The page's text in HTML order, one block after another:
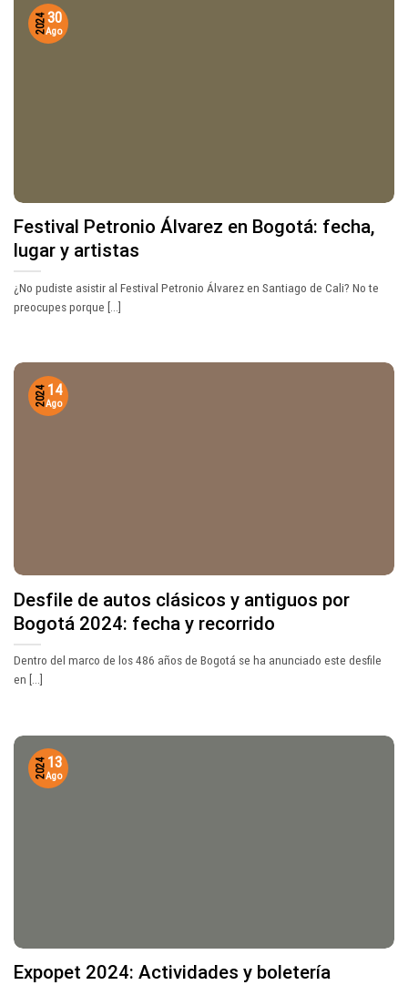
Festival Petronio Álvarez en Bogotá: fecha,
lugar y artistas
¿No pudiste asistir al Festival Petronio Álvarez en Santiago de Cali? No te
preocupes porque [...]
30
Ago
2024
Desfile de autos clásicos y antiguos por
Bogotá 2024: fecha y recorrido
Dentro del marco de los 486 años de Bogotá se ha anunciado este desfile
en [...]
14
Ago
2024
Expopet 2024: Actividades y boletería
13
Ago
2024